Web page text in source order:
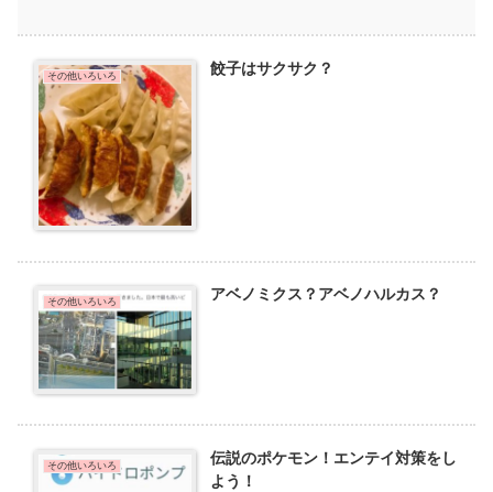
その他いろいろ 餃子はサクサク？
その他いろいろ アベノミクス？アベノハルカス？
その他いろいろ
伝説のポケモン！エンテイ対策をし
よう！